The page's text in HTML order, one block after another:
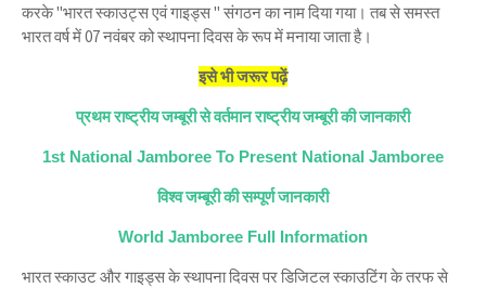
करके "भारत स्काउट्स एवं गाइड्स " संगठन का नाम दिया गया। तब से समस्त
भारत वर्ष में 07 नवंबर को स्थापना दिवस के रूप में मनाया जाता है।
इसे भी जरूर पढ़ें
प्रथम राष्ट्रीय जम्बूरी से वर्तमान राष्ट्रीय जम्बूरी की जानकारी
1st National Jamboree To Present National Jamboree
विश्व जम्बूरी की सम्पूर्ण जानकारी
World Jamboree Full Information
भारत स्काउट और गाइड्स के स्थापना दिवस पर डिजिटल स्काउटिंग के तरफ से